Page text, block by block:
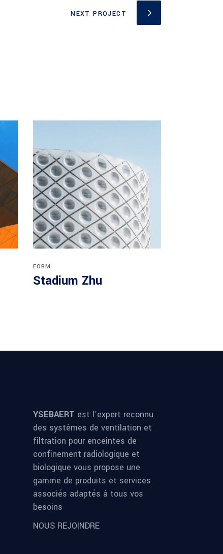
NEXT PROJECT
FORM
Stadium Zhu
YSEBAERT est l’expert reconnu
des systèmes de ventilation et
filtration pour enceintes de
confinement radiologique et
biologique vous propose une
gamme de produits et services
associés adaptés à tous vos
besoins
NOUS REJOINDRE